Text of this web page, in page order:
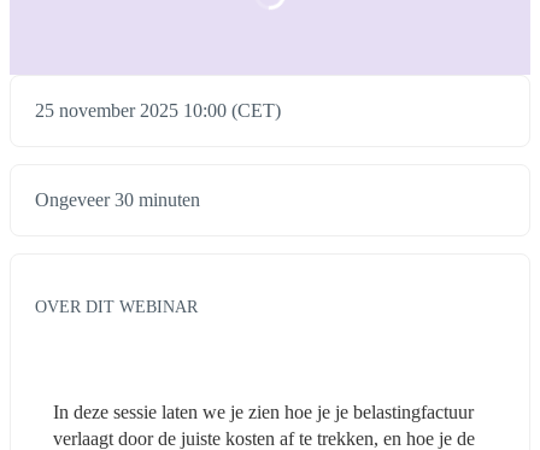
25 november 2025 10:00 (CET)
Ongeveer 30 minuten
OVER DIT WEBINAR
In deze sessie laten we je zien hoe je je belastingfactuur
verlaagt door de juiste kosten af te trekken, en hoe je de